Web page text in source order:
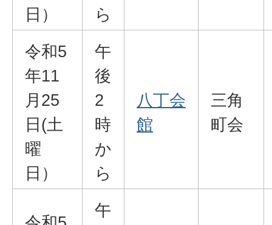
日）
ら
令和5
年11
月25
日(土
曜
日）
午
後
2
時
か
ら
八丁会
館
三角
町会
午